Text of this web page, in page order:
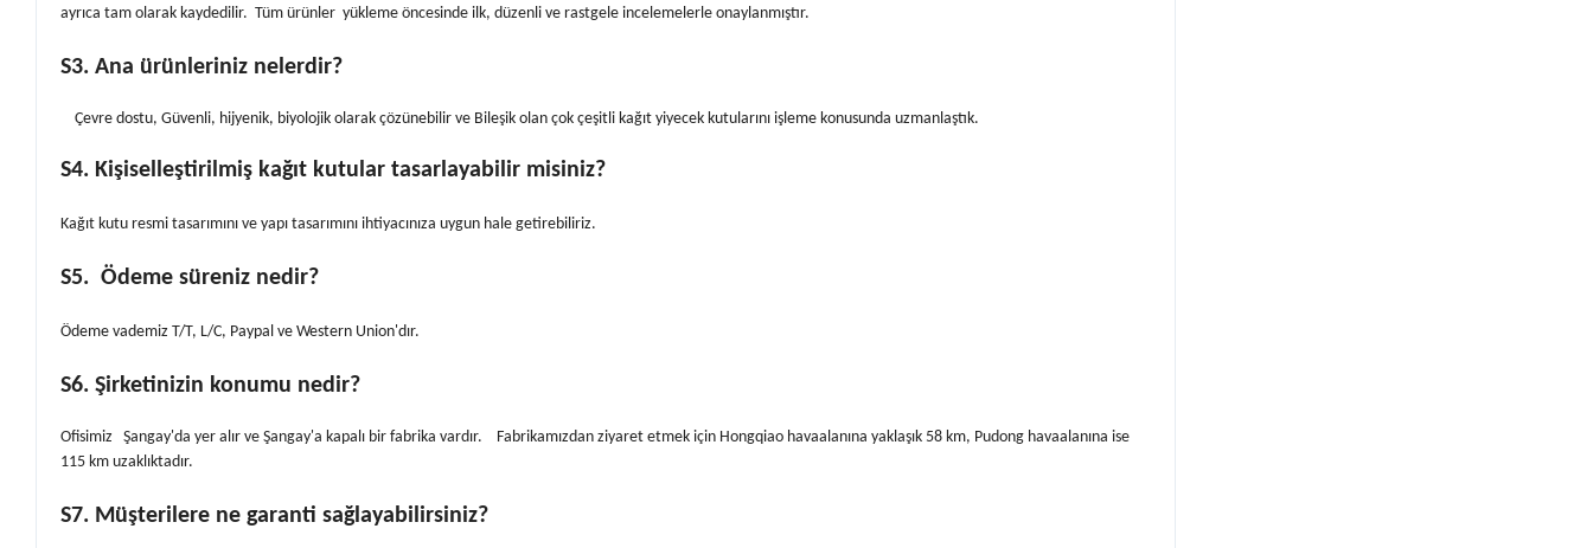
ayrıca tam olarak kaydedilir. Tüm ürünler yükleme öncesinde ilk, düzenli ve rastgele incelemelerle onaylanmıştır.
S3. Ana ürünleriniz nelerdir?
Çevre dostu, Güvenli, hijyenik, biyolojik olarak çözünebilir ve Bileşik olan çok çeşitli kağıt yiyecek kutularını işleme konusunda uzmanlaştık.
S4. Kişiselleştirilmiş kağıt kutular tasarlayabilir misiniz?
Kağıt kutu resmi tasarımını ve yapı tasarımını ihtiyacınıza uygun hale getirebiliriz.
S5. Ödeme süreniz nedir?
Ödeme vademiz T/T, L/C, Paypal ve Western Union'dır.
S6. Şirketinizin konumu nedir?
Ofisimiz Şangay'da yer alır ve Şangay'a kapalı bir fabrika vardır. Fabrikamızdan ziyaret etmek için Hongqiao havaalanına yaklaşık 58 km, Pudong havaalanına ise
115 km uzaklıktadır.
S7. Müşterilere ne garanti sağlayabilirsiniz?